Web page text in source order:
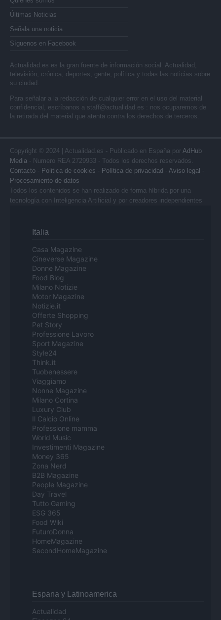
Últimas Noticias
Señala una noticia
Síguenos en Facebook
Actualidad.es es la gran fuente de información social. Actualidad,
televisión, crónica, deportes, gente, política y todas las noticias sobre
su ciudad.
Para señalar a la redacción de cualquier error en el uso del material
confidencial, escríbanos a staff@actualidad.es : nos ocuparemos de
la retirada del material que atenta contra los derechos de terceros.
Copyright © 2024 | Actualidad.es - Publicado en España por AdHub
Media - Numero REA 2729933 - Todos los derechos reservados.
Contacto - Politica de cookies - Política de privacidad - Aviso legal -
Procesamiento de datos
Todos los contenidos se han realizado de forma híbrida por una
tecnología con Inteligencia Artificial y por creadores independientes
Italia
Casa Magazine
Cineverse Magazine
Donne Magazine
Food Blog
Milano Notizie
Motor Magazine
Notizie.it
Offerte Shopping
Pet Story
Professione Lavoro
Sport Magazine
Style24
Think.it
Tuobenessere
Viaggiamo
Nonne Magazine
Milano Cortina
Luxury Club
Il Calcio Online
Professione mamma
World Music
Investimenti Magazine
Money 365
Zona Nerd
B2B Magazine
People Magazine
Day Travel
Tutto Gaming
ESG 365
Food Wiki
FuturoDonna
HomeMagazine
SecondHomeMagazine
Espana y Latinoamerica
Actualidad